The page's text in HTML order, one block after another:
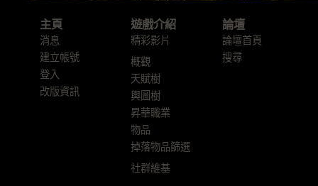
主頁
消息
建立帳號
登入
改版資訊
遊戲介紹
精彩影片
概觀
天賦樹
輿圖樹
昇華職業
物品
掉落物品篩選
社群維基
論壇
論壇首頁
搜尋